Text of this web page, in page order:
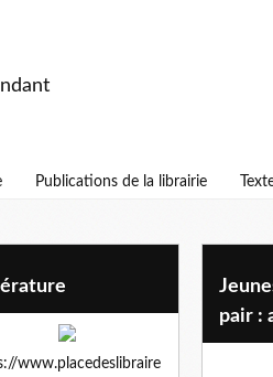
Publications de la librairie
www.placedeslibraire
pair :